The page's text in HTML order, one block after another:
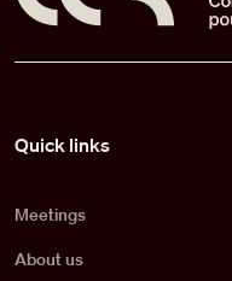
Quick links
Meetings
About us